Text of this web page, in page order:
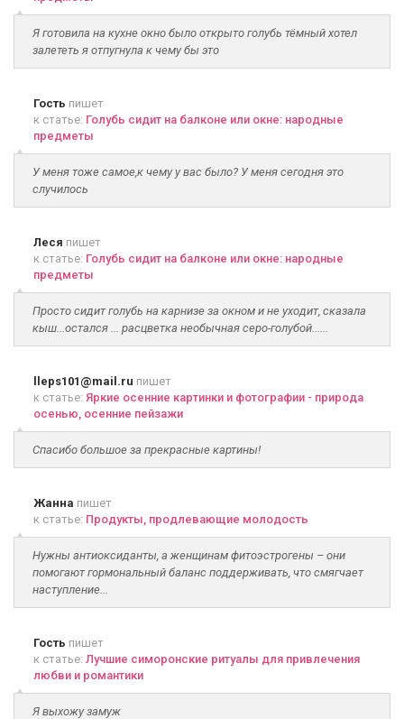
Я готовила на кухне окно было открыто голубь тёмный хотел
залететь я отпугнула к чему бы это
Гость пишет
к статье: Голубь сидит на балконе или окне: народные
предметы
У меня тоже самое,к чему у вас было? У меня сегодня это
случилось
Леся пишет
к статье: Голубь сидит на балконе или окне: народные
предметы
Просто сидит голубь на карнизе за окном и не уходит, сказала
кыш...остался ... расцветка необычная серо-голубой......
lleps101@mail.ru пишет
к статье: Яркие осенние картинки и фотографии - природа
осенью, осенние пейзажи
Спасибо большое за прекрасные картины!
Жанна пишет
к статье: Продукты, продлевающие молодость
Нужны антиоксиданты, а женщинам фитоэстрогены – они
помогают гормональный баланс поддерживать, что смягчает
наступление...
Гость пишет
к статье: Лучшие симоронские ритуалы для привлечения
любви и романтики
Я выхожу замуж